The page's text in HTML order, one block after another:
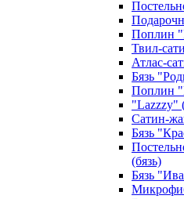
Поплин
Твил-
Атлас-
Бязь
Поплин
"Lazzzy"
Сатин-
Бязь
(бязь)
Бязь